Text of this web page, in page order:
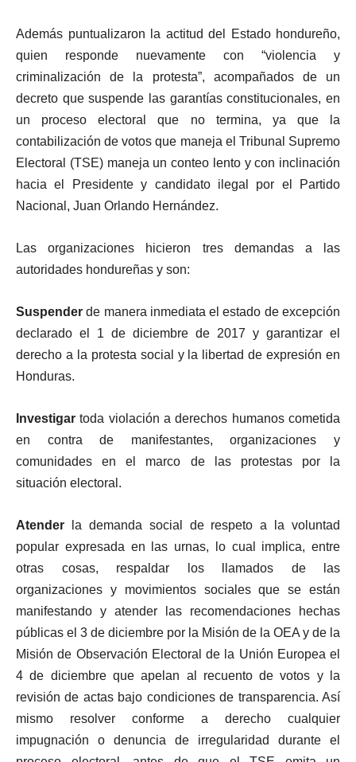
Además puntualizaron la actitud del Estado hondureño,
quien responde nuevamente con “violencia y
criminalización de la protesta”, acompañados de un
decreto que suspende las garantías constitucionales, en
un proceso electoral que no termina, ya que la
contabilización de votos que maneja el Tribunal Supremo
Electoral (TSE) maneja un conteo lento y con inclinación
hacia el Presidente y candidato ilegal por el Partido
Nacional, Juan Orlando Hernández.
Las organizaciones hicieron tres demandas a las
autoridades hondureñas y son:
Suspender de manera inmediata el estado de excepción
declarado el 1 de diciembre de 2017 y garantizar el
derecho a la protesta social y la libertad de expresión en
Honduras.
Investigar toda violación a derechos humanos cometida
en contra de manifestantes, organizaciones y
comunidades en el marco de las protestas por la
situación electoral.
Atender la demanda social de respeto a la voluntad
popular expresada en las urnas, lo cual implica, entre
otras cosas, respaldar los llamados de las
organizaciones y movimientos sociales que se están
manifestando y atender las recomendaciones hechas
públicas el 3 de diciembre por la Misión de la OEA y de la
Misión de Observación Electoral de la Unión Europea el
4 de diciembre que apelan al recuento de votos y la
revisión de actas bajo condiciones de transparencia. Así
mismo resolver conforme a derecho cualquier
impugnación o denuncia de irregularidad durante el